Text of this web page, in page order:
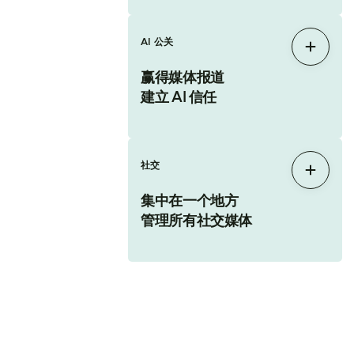
AI 公关
赢得媒体报道
建立 AI 信任
展开
社交
集中在一个地方
管理所有社交媒体
展开